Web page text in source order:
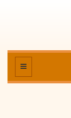
منو